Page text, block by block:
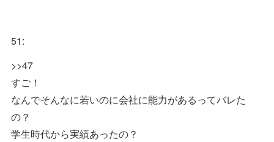
51:
>>47
すご！
なんでそんなに若いのに会社に能力があるってバレた
の？
学生時代から実績あったの？